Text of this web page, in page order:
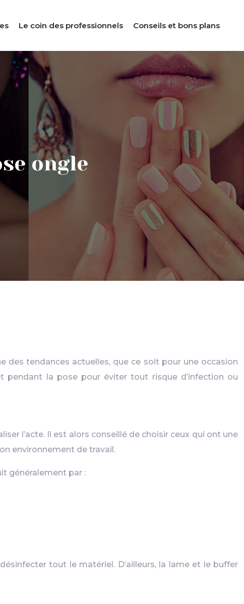
Le coin des professionnels Conseils et bons plans
ongle
des tendances actuelles, que ce soit pour une occasion
la pose pour éviter tout risque d’infection ou
l’acte. Il est alors conseillé de choisir ceux qui ont une
environnement de travail.
généralement par :
tout le matériel. D’ailleurs, la lame et le buffer